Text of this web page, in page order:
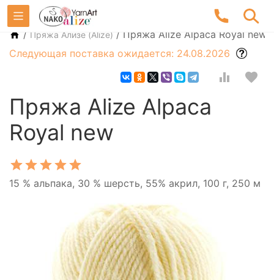
/ Пряжа Ализе (Alize) / Пряжа Alize Alpaca Royal new
Следующая поставка ожидается: 24.08.2026
Пряжа Alize Alpaca
Royal new
15 % альпака, 30 % шерсть, 55% акрил, 100 г, 250 м